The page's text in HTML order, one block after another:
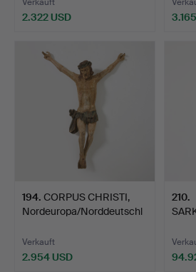
2.322 USD
194. CORPUS CHRISTI,
Nordeuropa/Norddeutschl
Verkauft
2.954 USD
210.